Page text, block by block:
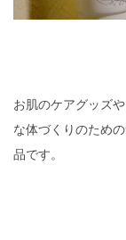
お肌のケアグッズ
な体づくりのため
品です。